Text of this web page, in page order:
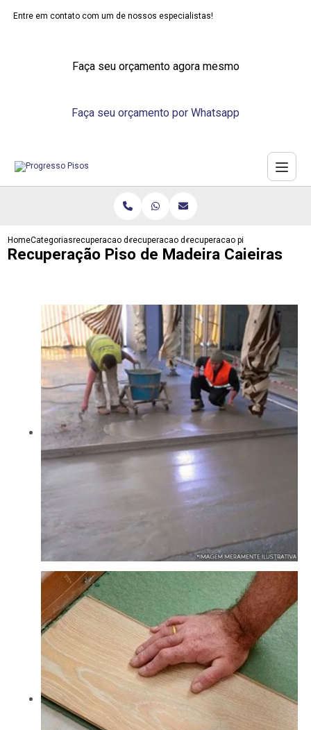
Entre em contato com um de nossos especialistas!
Faça seu orçamento agora mesmo
Faça seu orçamento por Whatsapp
HomeCategoriasrecuperacao de pisosrecuperacao de piso emborrachado
recuperacao piso de madeira
Recuperação Piso de Madeira Caieiras